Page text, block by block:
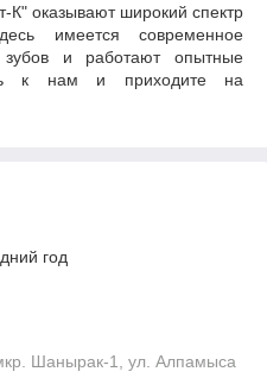
К" оказывают широкий спектр
имеется современное
и работают опытные
к нам и приходите на
год
Шанырак-1, ул. Алпамыса